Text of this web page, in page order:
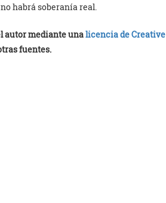
habrá soberanía real.
autor mediante unalicencia de Creative
fuentes.